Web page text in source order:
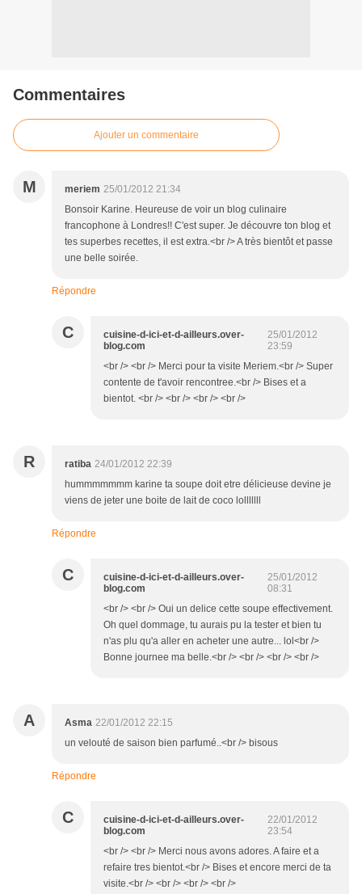
Commentaires
Ajouter un commentaire
M meriem 25/01/2012 21:34
Bonsoir Karine. Heureuse de voir un blog culinaire
francophone à Londres!! C'est super. Je découvre ton blog et
tes superbes recettes, il est extra.<br /> A très bientôt et passe
une belle soirée.
Répondre
C
cuisine-d-ici-et-d-ailleurs.over-
blog.com
25/01/2012
23:59
<br /> <br /> Merci pour ta visite Meriem.<br /> Super
contente de t'avoir rencontree.<br /> Bises et a
bientot. <br /> <br /> <br /> <br />
R ratiba 24/01/2012 22:39
hummmmmmm karine ta soupe doit etre délicieuse devine je
viens de jeter une boite de lait de coco lolllllll
Répondre
C
cuisine-d-ici-et-d-ailleurs.over-
blog.com
25/01/2012
08:31
<br /> <br /> Oui un delice cette soupe effectivement.
Oh quel dommage, tu aurais pu la tester et bien tu
n'as plu qu'a aller en acheter une autre... lol<br />
Bonne journee ma belle.<br /> <br /> <br /> <br />
A Asma 22/01/2012 22:15
un velouté de saison bien parfumé..<br /> bisous
Répondre
C
cuisine-d-ici-et-d-ailleurs.over-
blog.com
22/01/2012
23:54
<br /> <br /> Merci nous avons adores. A faire et a
refaire tres bientot.<br /> Bises et encore merci de ta
visite.<br /> <br /> <br /> <br />